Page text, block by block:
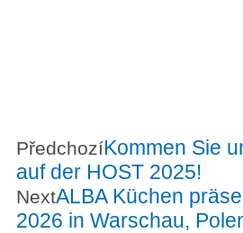
PředchozíKommen Sie
auf der HOST 2025!
NextALBA Küchen
2026 in Warschau,